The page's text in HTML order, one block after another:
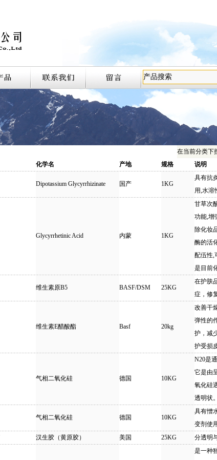
在当前分类下
化学名 产地 规格 说明
Dipotassium Glycyrrhizinate 国产 1KG
具有抗
用,水溶
Glycyrrhetinic Acid 内蒙 1KG
甘草次
功能,增
除化妆
酶的活
配伍性,
是目前
维生素原B5 BASF/DSM 25KG
在护肤
症，修
维生素E醋酸酯 Basf 20kg
改善干
弹性的
护，减
护受损
气相二氧化硅 德国 10KG
N20是
它是由
氧化硅
透明状。
气相二氧化硅 德国 10KG
具有憎
变剂使
汉生胶（黄原胶） 美国 25KG
分透明
是一种